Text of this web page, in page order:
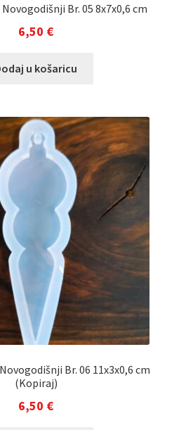
Br. 05 8x7x0,6 cm
6,50 €
u košaricu
Br. 06 11x3x0,6 cm
(Kopiraj)
6,50 €